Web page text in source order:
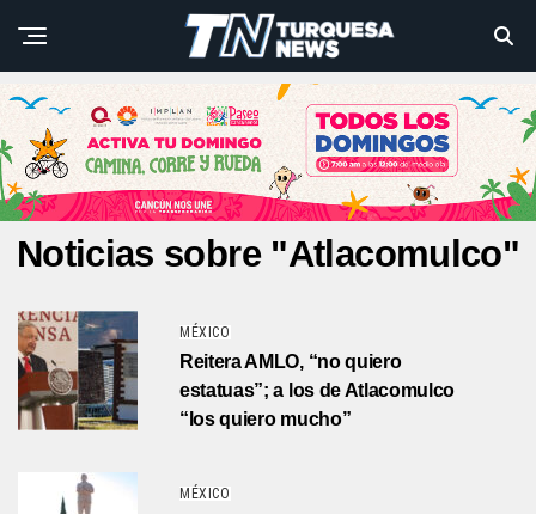
Noticias sobre "Atlacomulco"
MÉXICO
Reitera AMLO, “no quiero
estatuas”; a los de Atlacomulco
“los quiero mucho”
MÉXICO